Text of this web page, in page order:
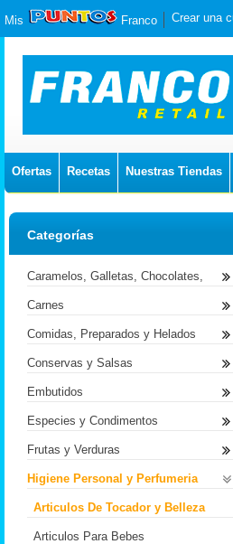
Mis Franco Crear una
Ofertas Recetas Nuestras Tiendas
Categorías
Caramelos, Galletas, Chocolates,
Carnes
Comidas, Preparados y Helados
Conservas y Salsas
Embutidos
Especies y Condimentos
Frutas y Verduras
Higiene Personal y Perfumeria
Articulos De Tocador y Belleza
Articulos Para Bebes